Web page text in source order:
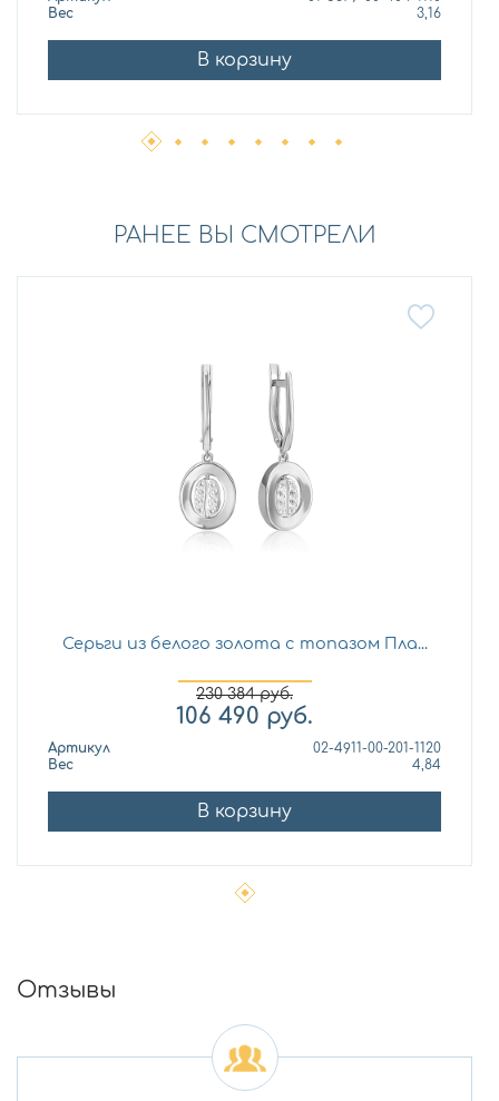
Вес
3,16
В корзину
РАНЕЕ ВЫ СМОТРЕЛИ
Серьги из белого золота с топазом Пла...
230 384руб.
106 490 руб.
Артикул
02-4911-00-201-1120
Вес
4,84
В корзину
Отзывы